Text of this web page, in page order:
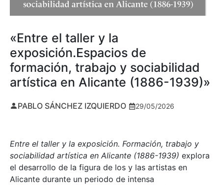
«Entre el taller y la
exposición.Espacios de
formación, trabajo y sociabilidad
artística en Alicante (1886-1939)»
PABLO SÁNCHEZ IZQUIERDO 29/05/2026
Entre el taller y la exposición. Formación, trabajo y
sociabilidad artística en Alicante (1886-1939) explora
el desarrollo de la figura de los y las artistas en
Alicante durante un periodo de intensa